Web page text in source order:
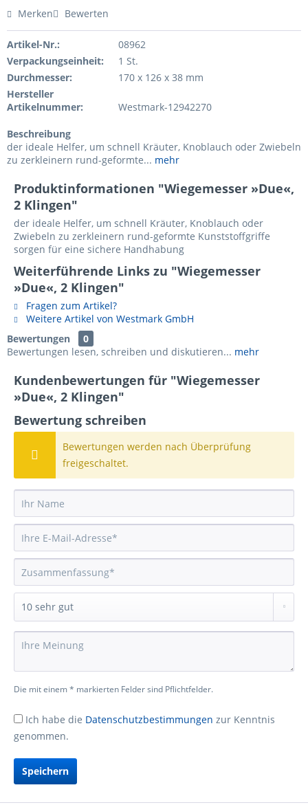
Merken Bewerten
Artikel-Nr.:
08962
Verpackungseinheit:
1 St.
Durchmesser:
170 x 126 x 38 mm
Hersteller
Artikelnummer:
Westmark-12942270
Beschreibung
der ideale Helfer, um schnell Kräuter, Knoblauch oder Zwiebeln
zu zerkleinern rund-geformte... mehr
Produktinformationen "Wiegemesser »Due«,
2 Klingen"
der ideale Helfer, um schnell Kräuter, Knoblauch oder
Zwiebeln zu zerkleinern rund-geformte Kunststoffgriffe
sorgen für eine sichere Handhabung
Weiterführende Links zu "Wiegemesser
»Due«, 2 Klingen"
Fragen zum Artikel?
Weitere Artikel von Westmark GmbH
Bewertungen
0
Bewertungen lesen, schreiben und diskutieren... mehr
Kundenbewertungen für "Wiegemesser
»Due«, 2 Klingen"
Bewertung schreiben
Bewertungen werden nach Überprüfung
freigeschaltet.
Die mit einem * markierten Felder sind Pflichtfelder.
Ich habe die Datenschutzbestimmungen zur Kenntnis
genommen.
Speichern